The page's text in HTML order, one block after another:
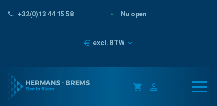
+32(0)13 44 15 58 Nu open
Prijzen
excl. BTW